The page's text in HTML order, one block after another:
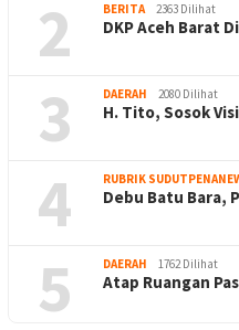
2 BERITA 2363 Dilihat
DKP Aceh Barat
3 DAERAH 2080 Dilihat
H. Tito, Sosok
4 RUBRIK
Debu Batu Bara,
5 DAERAH 1762 Dilihat
Atap Ruangan